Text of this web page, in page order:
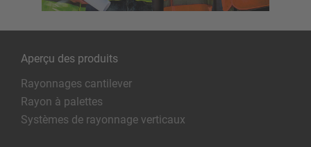
Aperçu des produits
Rayonnages cantilever
Rayon à palettes
Systèmes de rayonnage verticaux